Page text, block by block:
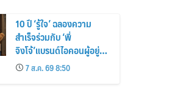
10 ปี ‘รู้ใจ’ ฉลองความ
สำเร็จร่วมกับ ‘พี่
จิงโจ้’แบรนด์ไอคอนผู้อยู่
เบื้องหลังนวัตกรรมประกัน
ภัยดิจิทัลตลอดหนึ่ง
ทศวรรษ
7 ส.ค. 69 8:50